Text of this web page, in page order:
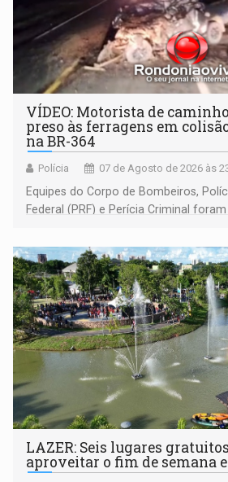
VÍDEO: Motorista de
preso às ferragens em
na BR-364
Polícia 07 de Agosto de 2026 às
Equipes do Corpo de Bombeiros,
Federal (PRF) e Perícia Criminal
LAZER: Seis lugares
aproveitar o fim de semana